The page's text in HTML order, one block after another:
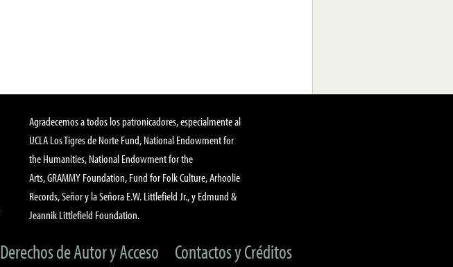
Agradecemos a todos los patronicadores, especialmente al
UCLA Los Tigres de Norte Fund, National Endowment for
the Humanities, National Endowment for the
Arts, GRAMMY Foundation, Fund for Folk Culture, Arhoolie
Records, Señor y la Señora E.W. Littlefield Jr., y Edmund &
Jeannik Littlefield Foundation.
Derechos de Autor y Acceso Contactos y Créditos